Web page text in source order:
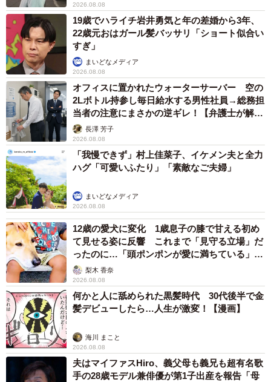
に疑問を感じる方も多くいた様子。
また、
「元不登校の母ですが、不登校の子たちだけの班ならそれ
がお互い楽な気がします」
「私も中学時代プチ不登校気味でした。 小学校の時仲良か
った（その時は仲良くない）子の班に組まれました。 はっ
きり言ってこっちもいい迷惑でした」
「自分は不登校の子の世話係になった側ですが仲良しグル
ープをわざわざ解散させて世話されてることをその子自身
が気づいてしまったら学校に余計に来づらくなるだろうな
と思いました」
「うちの長女は不登校でした 。グループ行動等の計画で振
り回してしまうと思い、不参加にしました」
「うちの子もいつもお世話係でした 優しいし、嫌な顔し
ないからと言われました」
など、ご自身やお子さんが同様の経験をしたというコメン
トも多く集まっています。
初夏の修学旅行シーズンを迎え、SNS上でも「不登校の子
の参加・不参加」「お世話をすることになった我が子」な
どにまつわる投稿を散見します。お世話係が苦痛で泣いて
帰ってきた、それを避けるために自分が修学旅行を休んだ
2026.08.08
19歳でハライチ岩井勇気と年の差婚から3年、
22歳元おはガール髪バッサリ「ショート似合い
すぎ」
まいどなメディア
2026.08.08
オフィスに置かれたウォーターサーバー 空の
2Lボトル持参し毎日給水する男性社員→総務担
当者の注意にまさかの逆ギレ！【弁護士が解
説】長澤 芳子
2026.08.08
「我慢できず」村上佳菜子、イケメン夫と全力
ハグ「可愛いふたり」「素敵なご夫婦」
まいどなメディア
2026.08.08
12歳の愛犬に変化 1歳息子の膝で甘える初め
て見せる姿に反響 これまで「見守る立場」だ
ったのに…「頭ポンポンが愛に満ちている」
「尊…」
梨木 香奈
2026.08.08
何かと人に舐められた黒髪時代 30代後半で金
髪デビューしたら…人生が激変！【漫画】
海川 まこと
2026.08.08
夫はマイファスHiro、義父母も義兄も超有名歌
手の28歳モデル兼俳優が第1子出産を報告「母